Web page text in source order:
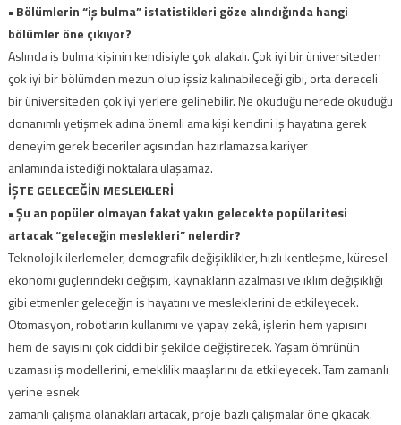
• Bölümlerin “iş bulma” istatistikleri göze alındığında hangi
bölümler öne çıkıyor?
Aslında iş bulma kişinin kendisiyle çok alakalı. Çok iyi bir üniversiteden
çok iyi bir bölümden mezun olup işsiz kalınabileceği gibi, orta dereceli
bir üniversiteden çok iyi yerlere gelinebilir. Ne okuduğu nerede okuduğu
donanımlı yetişmek adına önemli ama kişi kendini iş hayatına gerek
deneyim gerek beceriler açısından hazırlamazsa kariyer
anlamında istediği noktalara ulaşamaz.
İŞTE GELECEĞİN MESLEKLERİ
• Şu an popüler olmayan fakat yakın gelecekte popülaritesi
artacak “geleceğin meslekleri” nelerdir?
Teknolojik ilerlemeler, demografik değişiklikler, hızlı kentleşme, küresel
ekonomi güçlerindeki değişim, kaynakların azalması ve iklim değişikliği
gibi etmenler geleceğin iş hayatını ve mesleklerini de etkileyecek.
Otomasyon, robotların kullanımı ve yapay zekâ, işlerin hem yapısını
hem de sayısını çok ciddi bir şekilde değiştirecek. Yaşam ömrünün
uzaması iş modellerini, emeklilik maaşlarını da etkileyecek. Tam zamanlı
yerine esnek
zamanlı çalışma olanakları artacak, proje bazlı çalışmalar öne çıkacak.